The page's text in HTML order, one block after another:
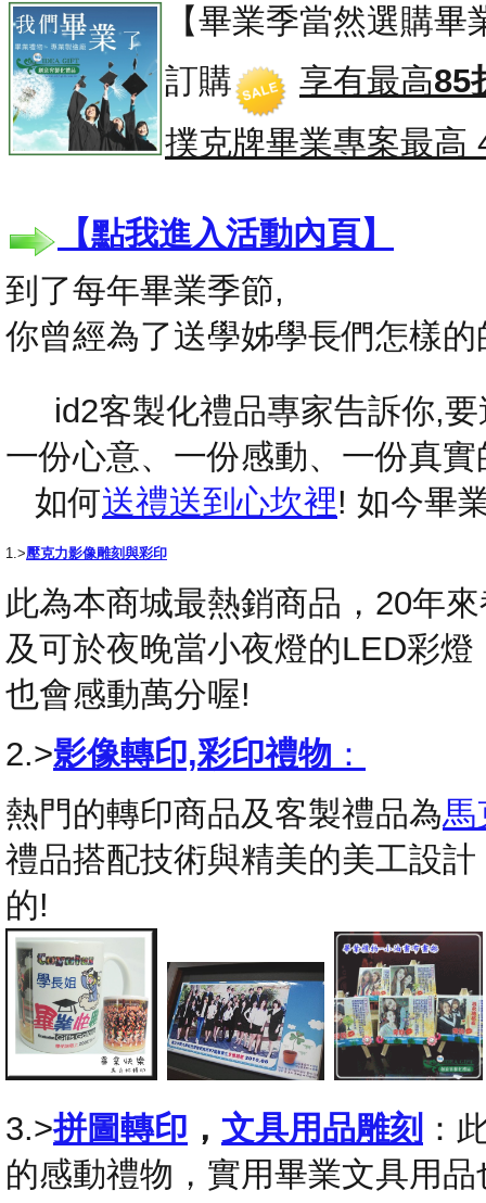
【畢業季當然選購
訂購
享有最高85
撲克牌畢業專案最高
【點我進入活動內頁】
到了每年畢業季節,
你曾經為了送學姊學長們怎樣
id2客製化禮品專家告訴你,要
一份心意、一份感動、一份真
如何送禮送到心坎裡! 如今畢
1.>壓克力影像雕刻與彩印
此為本商城最熱銷商品，20年
及可於夜晚當小夜燈的LED彩
也會感動萬分喔!
2.>影像轉印,彩印禮物 ：
熱門的轉印商品及客製禮品為馬
禮品搭配技術與精美的美工設
的!
3.>拼圖轉印 ， 文具用品雕刻 ：
的感動禮物，實用畢業文具用